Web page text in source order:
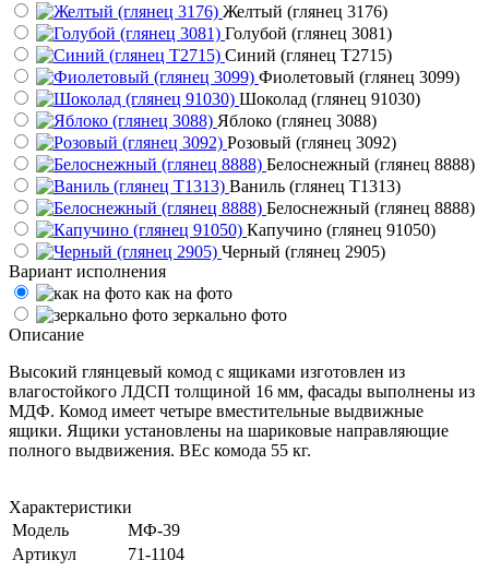
Желтый (глянец 3176)
Голубой (глянец 3081)
Синий (глянец Т2715)
Фиолетовый (глянец 3099)
Шоколад (глянец 91030)
Яблоко (глянец 3088)
Розовый (глянец 3092)
Белоснежный (глянец 8888)
Ваниль (глянец Т1313)
Белоснежный (глянец 8888)
Капучино (глянец 91050)
Черный (глянец 2905)
Вариант исполнения
как на фото
зеркально фото
Описание
Высокий глянцевый комод с ящиками изготовлен из
влагостойкого ЛДСП толщиной 16 мм, фасады выполнены из
МДФ. Комод имеет четыре вместительные выдвижные
ящики. Ящики установлены на шариковые направляющие
полного выдвижения. ВЕс комода 55 кг.
Характеристики
Модель
МФ-39
Артикул
71-1104